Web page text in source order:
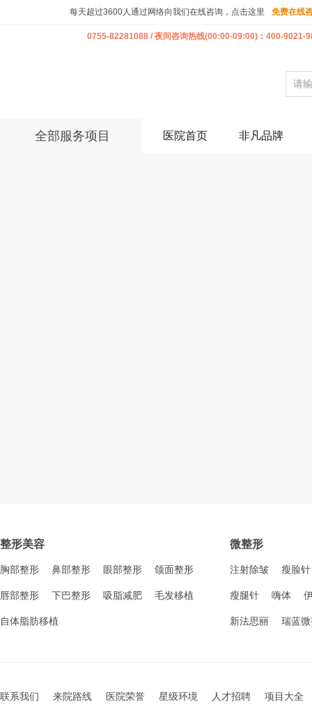
每天超过3600人通过网络向我们在线咨询，点击这里 免费在线
0755-82281088 / 夜间咨询热线(00:00-09:00)：400-9021-
全部服务项目 医院首页 非凡品牌
整形美容
胸部整形 鼻部整形 眼部整形 颌面整形
唇部整形 下巴整形 吸脂减肥 毛发移植
自体脂肪移植
微整形
注射除皱 瘦脸针
瘦腿针 嗨体
新法思丽 瑞蓝
联系我们 来院路线 医院荣誉 星级环境 人才招聘 项目大全